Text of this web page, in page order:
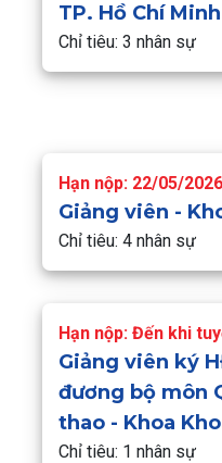
TP. Hồ Chí Minh
Chỉ tiêu: 3 nhân sự
Hạn nộp: 22/05/2026
Giảng viên -
Chỉ tiêu: 4 nhân sự
Hạn nộp: Đến khi
Giảng viên ký
đương bộ môn
thao - Khoa
Chỉ tiêu: 1 nhân sự